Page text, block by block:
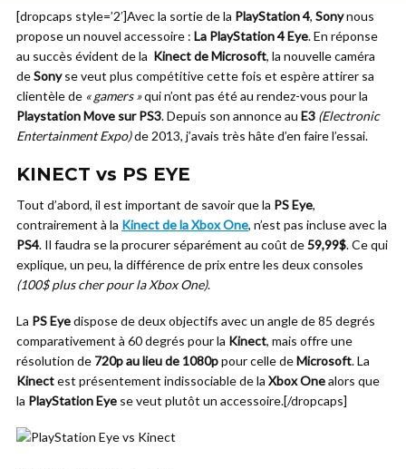
[dropcaps style=’2′]Avec la sortie de la PlayStation 4, Sonynous
propose un nouvel accessoire : La PlayStation 4 Eye. En réponse
au succès évident de la Kinect de Microsoft, la nouvelle caméra
deSonyse veut plus compétitive cette fois et espère attirer sa
clientèle de « gamers »qui n’ont pas été au rendez-vous pour la
Playstation Move sur PS3. Depuis son annonce au E3 (Electronic
Entertainment Expo)de 2013, j’avais très hâte d’en faire l’essai.
KINECT vs PS EYE
Tout d’abord, il est important de savoir que la PS Eye,
contrairement à la Kinect de la Xbox One, n’est pas incluse avec la
PS4. Il faudra se la procurer séparément au coût de59,99$. Ce qui
explique, un peu, la différence de prix entre les deux consoles
(100$ plus cher pour la Xbox One).
La PS Eyedispose de deux objectifs avec un angle de 85 degrés
comparativement à 60 degrés pour la Kinect, mais offre une
résolution de 720p au lieu de 1080ppour celle deMicrosoft. La
Kinectest présentement indissociable de la Xbox Onealors que
la PlayStation Eye se veut plutôt un accessoire.[/dropcaps]